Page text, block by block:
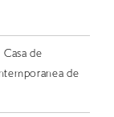
de
de